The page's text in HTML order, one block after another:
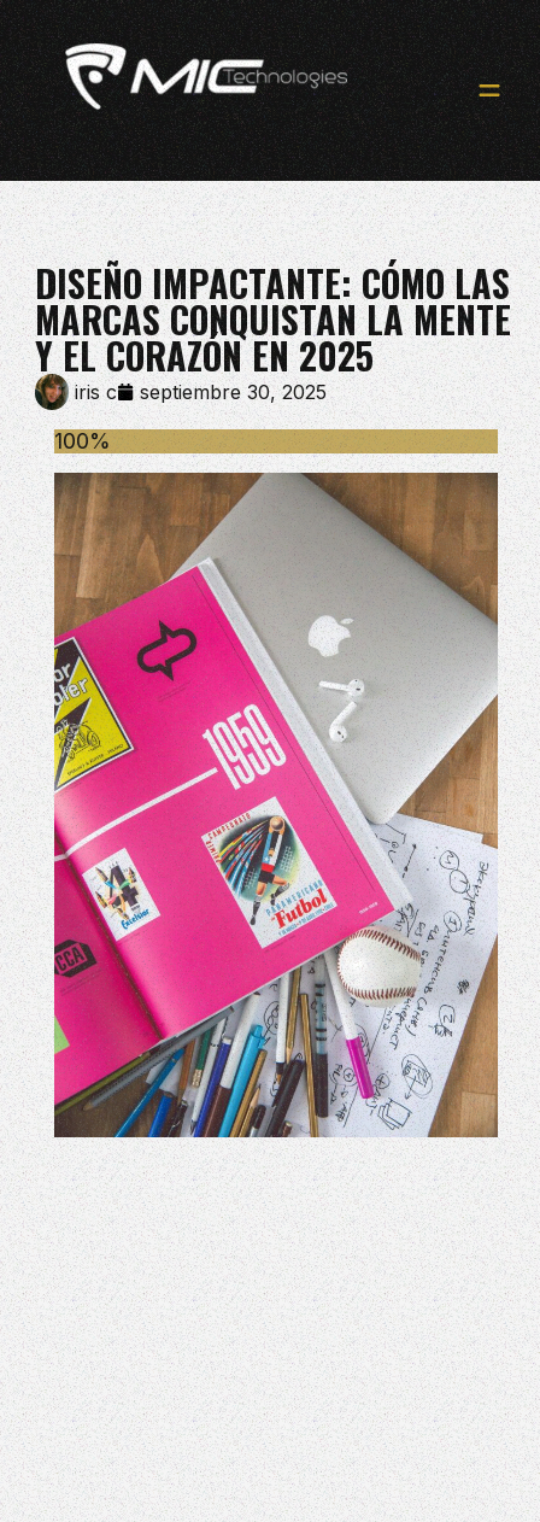
DISEÑO IMPACTANTE: CÓMO LAS
MARCAS CONQUISTAN LA MENTE
Y EL CORAZÓN EN 2025
iris c septiembre 30, 2025
100%